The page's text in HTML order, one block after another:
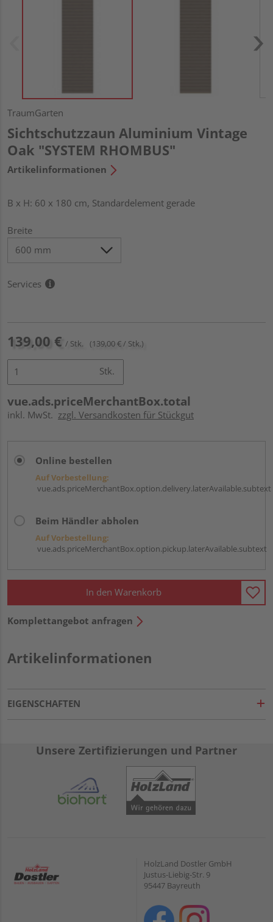
TraumGarten
Sichtschutzzaun Aluminium Vintage
Oak "SYSTEM RHOMBUS"
Artikelinformationen
B x H: 60 x 180 cm, Standardelement gerade
Breite
Services
139,00 € / Stk. (139,00 € / Stk.)
Stk.
vue.ads.priceMerchantBox.total
inkl. MwSt. zzgl. Versandkosten für Stückgut
Online bestellen
Auf Vorbestellung:
vue.ads.priceMerchantBox.option.delivery.laterAvailable.subtext
Beim Händler abholen
Auf Vorbestellung:
vue.ads.priceMerchantBox.option.pickup.laterAvailable.subtext
In den Warenkorb
Komplettangebot anfragen
Artikelinformationen
EIGENSCHAFTEN
Unsere Zertifizierungen und Partner
HolzLand Dostler GmbH
Justus-Liebig-Str. 9
95447 Bayreuth